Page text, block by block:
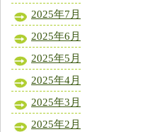
2025年7月
2025年6月
2025年5月
2025年4月
2025年3月
2025年2月